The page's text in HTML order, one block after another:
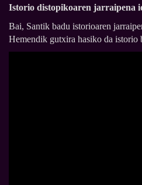
Istorio distopikoaren jarraipena
Bai, Santik badu istorioaren
Hemendik gutxira hasiko da istorio